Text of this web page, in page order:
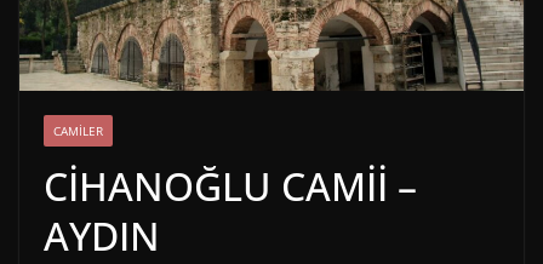
CAMILER
CİHANOĞLU CAMİİ –
AYDIN